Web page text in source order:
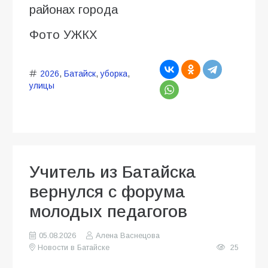
районах города
Фото УЖКХ
2026, Батайск,уборка,
улицы
Учитель из Батайска
вернулся с форума
молодых педагогов
05.08.2026
Алена Васнецова
Новости в Батайске
25